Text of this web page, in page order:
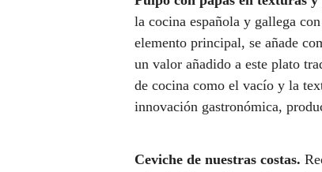
la cocina española y gallega
elemento principal, se añade
un valor añadido a este plato
de cocina como el vacío y la
innovación gastronómica,
Ceviche de nuestras costas.